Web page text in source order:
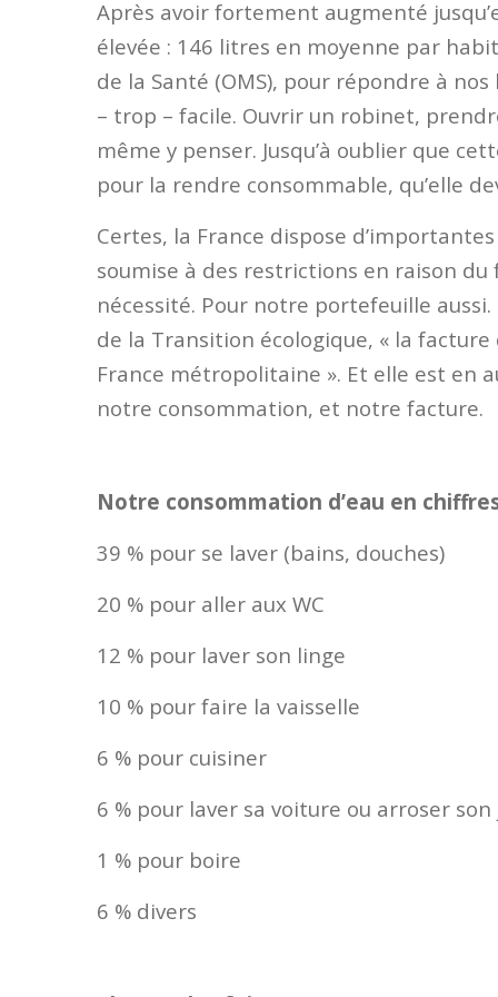
Après avoir fortement augmenté
élevée : 146 litres en moyenne par
de la Santé (OMS), pour répondre à nos
– trop – facile. Ouvrir un robinet,
même y penser. Jusqu’à oublier que
pour la rendre consommable, qu’elle
Certes, la France dispose
soumise à des restrictions en raison du
nécessité. Pour notre portefeuille
de la Transition écologique, « la
France métropolitaine ». Et elle est en
notre consommation, et notre facture.
Notre consommation d’eau en
39 % pour se laver (bains, douches)
20 % pour aller aux WC
12 % pour laver son linge
10 % pour faire la vaisselle
6 % pour cuisiner
6 % pour laver sa voiture ou arroser
1 % pour boire
6 % divers